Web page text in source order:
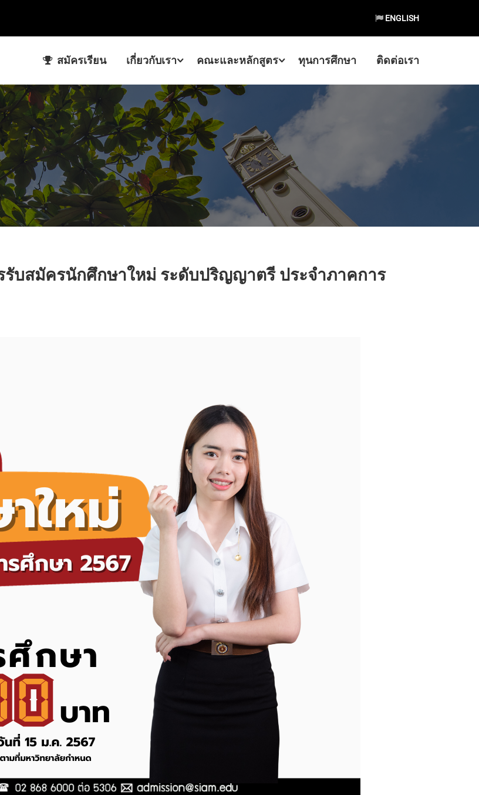
ENGLISH
สมัครเรียน เกี่ยวกับเรา คณะและหลักสูตร ทุนการศึกษา ติดต่อเรา
รับสมัครนักศึกษาใหม่ ระดับปริญญาตรี ประจำภาคการ